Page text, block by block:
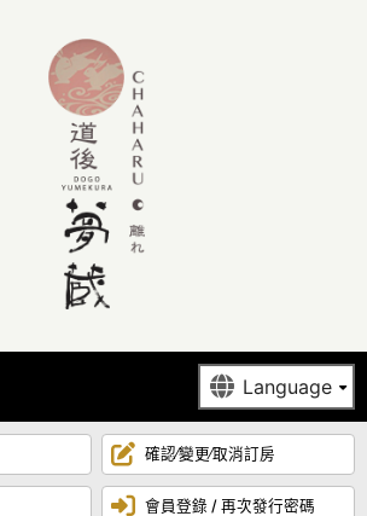
確認∕變更∕取消訂房
會員登錄 / 再次發行密碼